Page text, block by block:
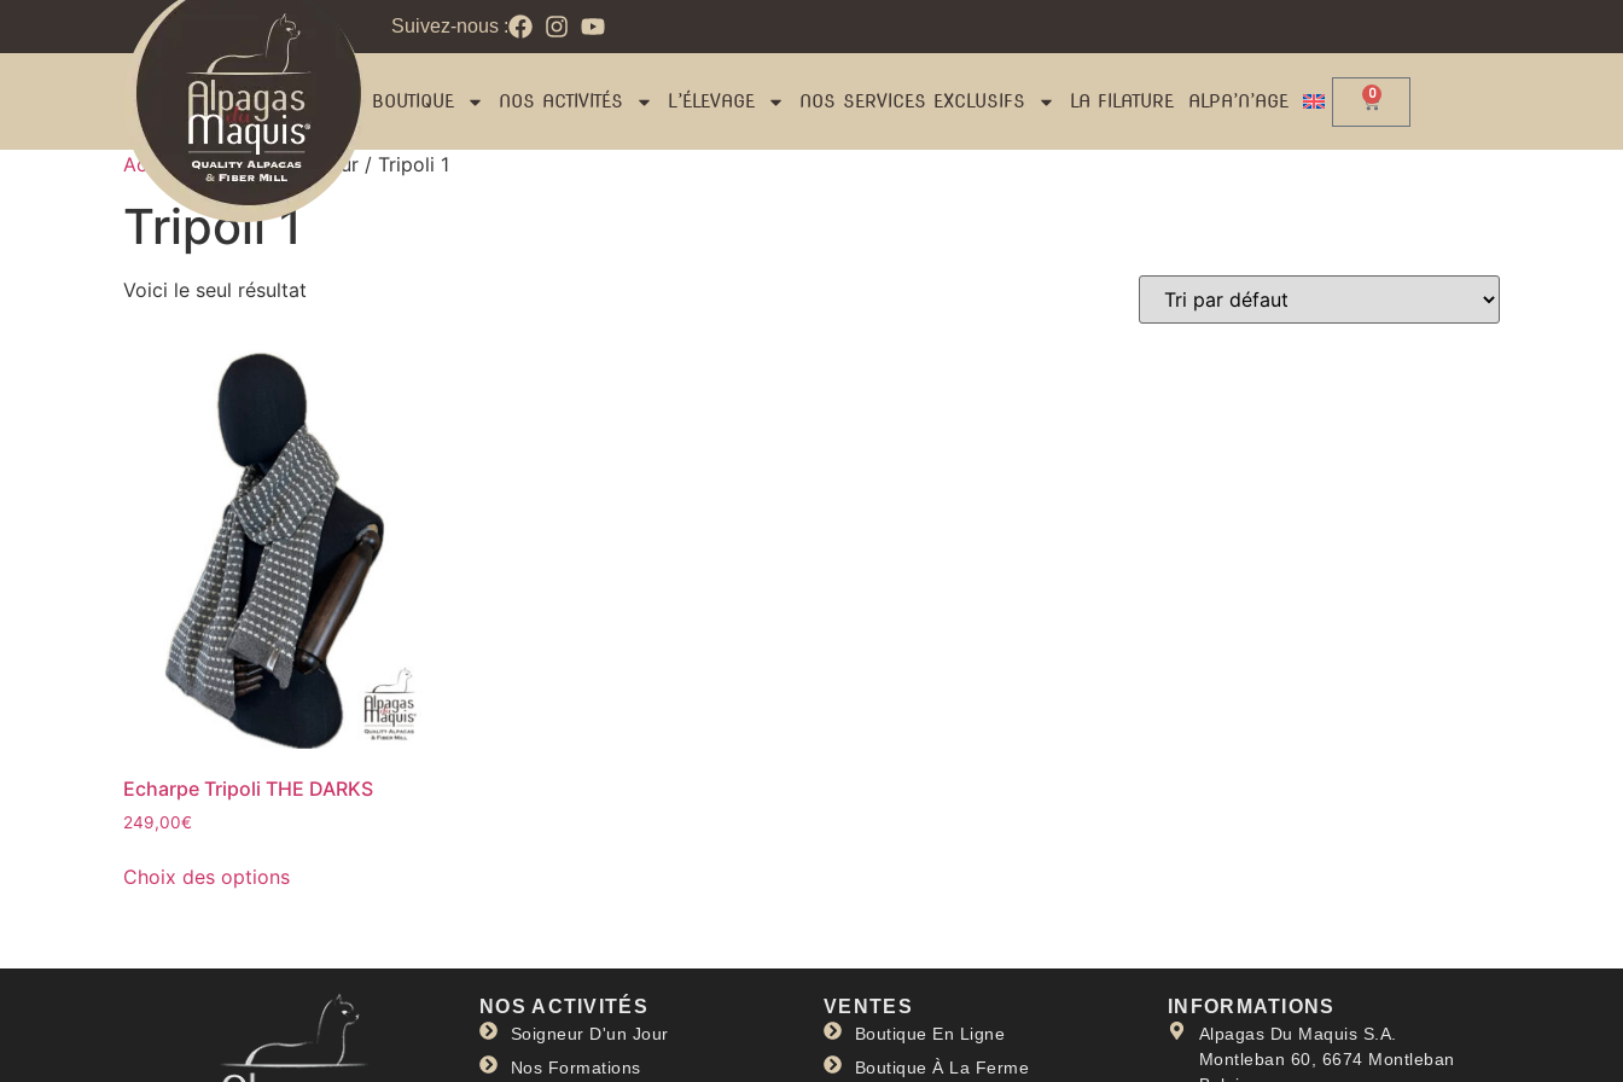
Suivez-nous :
BOUTIQUE NOS ACTIVITÉS L’ÉLEVAGE NOS SERVICES EXCLUSIFS LA FILATURE ALPA’N’AGE 0
Accueil / Product Couleur / Tripoli 1
Tripoli 1
Voici le seul résultat
Echarpe Tripoli THE DARKS
249,00€
Choix des options
NOS ACTIVITÉS
Soigneur D'un Jour
Nos Formations
VENTES
Boutique En Ligne
Boutique À La Ferme
INFORMATIONS
Alpagas Du Maquis S.A.
Montleban 60, 6674 Montleban